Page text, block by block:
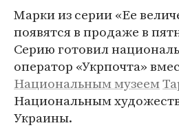
Марки из серии «Ее
появятся в продаже в
Серию готовил
оператор «Укрпочта»
Национальным музеем
Национальным
Украины.